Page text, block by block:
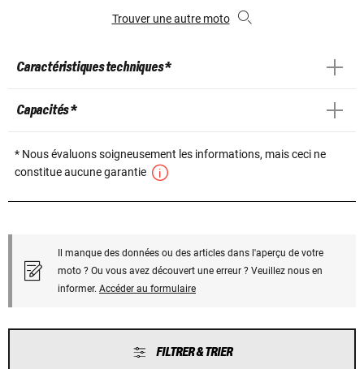
Trouver une autre moto
Caractéristiques techniques *
Capacités *
* Nous évaluons soigneusement les informations, mais ceci ne
constitue aucune garantie
Il manque des données ou des articles dans l'aperçu de votre
moto ? Ou vous avez découvert une erreur ? Veuillez nous en
informer. Accéder au formulaire
FILTRER & TRIER